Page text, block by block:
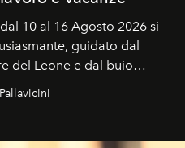
10 al 16 Agosto 2026 si
guidato dal
del Leone e dal buio